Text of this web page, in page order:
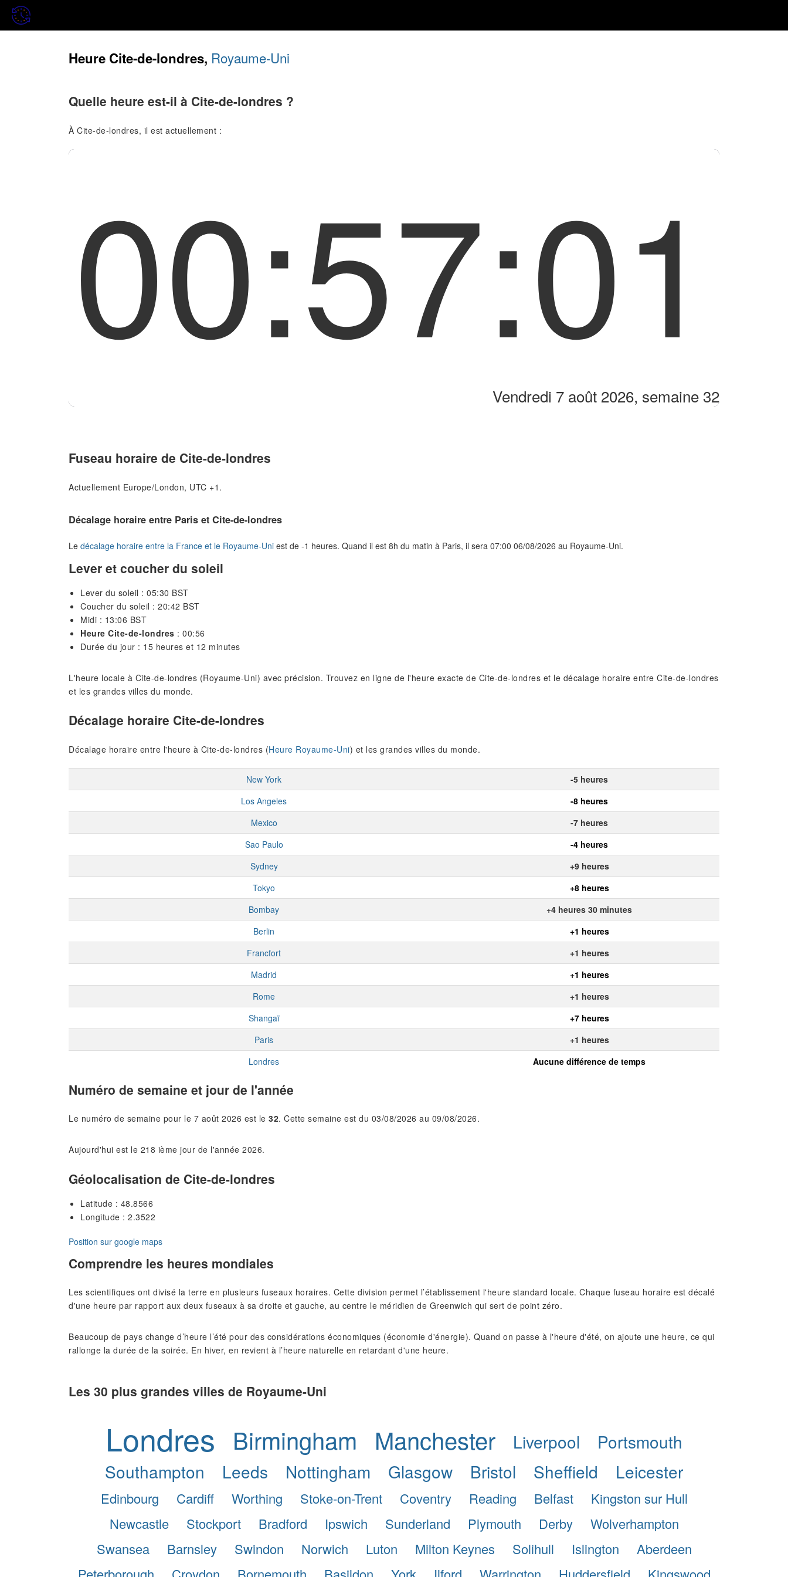
Heure Cite-de-londres, Royaume-Uni
Quelle heure est-il à Cite-de-londres ?
À Cite-de-londres, il est actuellement :
00:57:01
Vendredi 7 août 2026, semaine 32
Fuseau horaire de Cite-de-londres
Actuellement Europe/London, UTC +1.
Décalage horaire entre Paris et Cite-de-londres
Le décalage horaire entre la France et le Royaume-Uni est de -1 heures. Quand il est 8h du matin à Paris, il sera 07:00 06/08/2026 au Royaume-Uni.
Lever et coucher du soleil
Lever du soleil : 05:30 BST
Coucher du soleil : 20:42 BST
Midi : 13:06 BST
Heure Cite-de-londres : 00:56
Durée du jour : 15 heures et 12 minutes
L'heure locale à Cite-de-londres (Royaume-Uni) avec précision. Trouvez en ligne de l'heure exacte de Cite-de-londres et le décalage horaire entre Cite-de-londres
et les grandes villes du monde.
Décalage horaire Cite-de-londres
Décalage horaire entre l'heure à Cite-de-londres (Heure Royaume-Uni) et les grandes villes du monde.
New York
-5 heures
Los Angeles
-8 heures
Mexico
-7 heures
Sao Paulo
-4 heures
Sydney
+9 heures
Tokyo
+8 heures
Bombay
+4 heures 30 minutes
Berlin
+1 heures
Francfort
+1 heures
Madrid
+1 heures
Rome
+1 heures
Shangaï
+7 heures
Paris
+1 heures
Londres
Aucune différence de temps
Numéro de semaine et jour de l'année
Le numéro de semaine pour le 7 août 2026 est le 32. Cette semaine est du 03/08/2026 au 09/08/2026.
Aujourd'hui est le 218 ième jour de l'année 2026.
Géolocalisation de Cite-de-londres
Latitude : 48.8566
Longitude : 2.3522
Position sur google maps
Comprendre les heures mondiales
Les scientifiques ont divisé la terre en plusieurs fuseaux horaires. Cette division permet l’établissement l'heure standard locale. Chaque fuseau horaire est décalé
d'une heure par rapport aux deux fuseaux à sa droite et gauche, au centre le méridien de Greenwich qui sert de point zéro.
Beaucoup de pays change d’heure l’été pour des considérations économiques (économie d'énergie). Quand on passe à l'heure d'été, on ajoute une heure, ce qui
rallonge la durée de la soirée. En hiver, en revient à l’heure naturelle en retardant d'une heure.
Les 30 plus grandes villes de Royaume-Uni
Londres Birmingham Manchester Liverpool
Portsmouth
Southampton
Leeds Nottingham Glasgow Bristol Sheffield Leicester
Edinbourg Cardiff Worthing Stoke-on-Trent Coventry Reading Belfast
Kingston sur Hull
Newcastle
Stockport Bradford Ipswich Sunderland Plymouth Derby
Wolverhampton
Swansea
Barnsley Swindon Norwich Luton Milton Keynes Solihull Islington
Aberdeen